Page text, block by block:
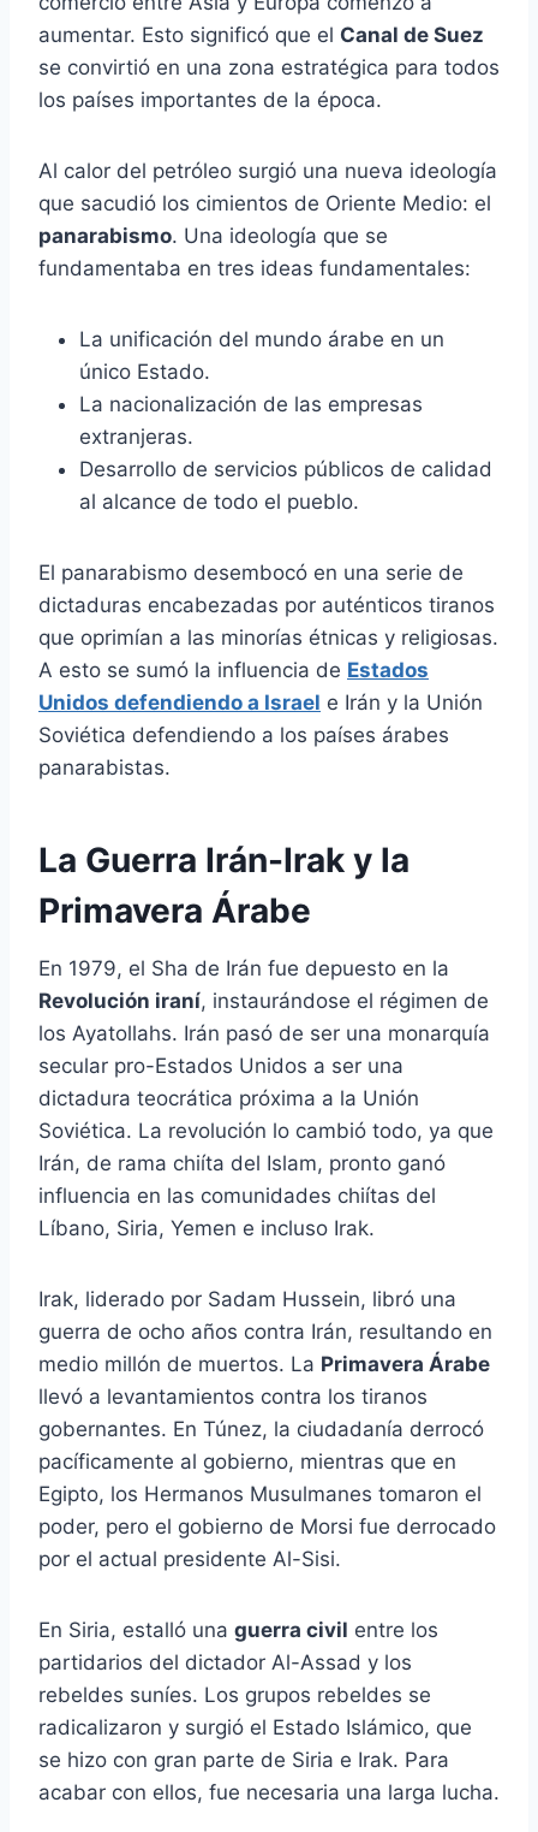
aumentar. Esto significó que el Canal de Suez
se convirtió en una zona estratégica para todos
los países importantes de la época.
Al calor del petróleo surgió una nueva ideología
que sacudió los cimientos de Oriente Medio: el
panarabismo. Una ideología que se
fundamentaba en tres ideas fundamentales:
La unificación del mundo árabe en un
único Estado.
La nacionalización de las empresas
extranjeras.
Desarrollo de servicios públicos de calidad
al alcance de todo el pueblo.
El panarabismo desembocó en una serie de
dictaduras encabezadas por auténticos tiranos
que oprimían a las minorías étnicas y religiosas.
A esto se sumó la influencia de Estados
Unidos defendiendo a Israel e Irán y la Unión
Soviética defendiendo a los países árabes
panarabistas.
La Guerra Irán-Irak y la
Primavera Árabe
En 1979, el Sha de Irán fue depuesto en la
Revolución iraní, instaurándose el régimen de
los Ayatollahs. Irán pasó de ser una monarquía
secular pro-Estados Unidos a ser una
dictadura teocrática próxima a la Unión
Soviética. La revolución lo cambió todo, ya que
Irán, de rama chiíta del Islam, pronto ganó
influencia en las comunidades chiítas del
Líbano, Siria, Yemen e incluso Irak.
Irak, liderado por Sadam Hussein, libró una
guerra de ocho años contra Irán, resultando en
medio millón de muertos. La Primavera Árabe
llevó a levantamientos contra los tiranos
gobernantes. En Túnez, la ciudadanía derrocó
pacíficamente al gobierno, mientras que en
Egipto, los Hermanos Musulmanes tomaron el
poder, pero el gobierno de Morsi fue derrocado
por el actual presidente Al-Sisi.
En Siria, estalló una guerra civil entre los
partidarios del dictador Al-Assad y los
rebeldes suníes. Los grupos rebeldes se
radicalizaron y surgió el Estado Islámico, que
se hizo con gran parte de Siria e Irak. Para
acabar con ellos, fue necesaria una larga lucha.